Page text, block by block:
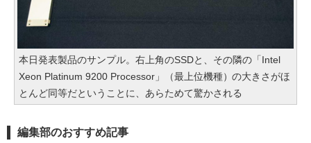
本日発表製品のサンプル。右上角のSSDと、その隣の「Intel
Xeon Platinum 9200 Processor」（最上位機種）の大きさがほ
とんど同等だということに、あらためて驚かされる
編集部のおすすめ記事